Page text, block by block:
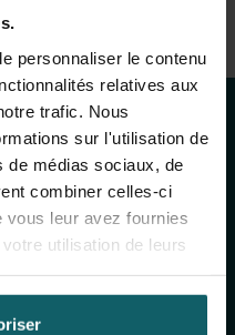
personnaliser le contenu
relatives aux
trafic. Nous
sur l'utilisation de
de médias sociaux, de
combiner celles-ci
leur avez fournies
utilisation de leurs
de
générale
(bimestrielle),
sur nos